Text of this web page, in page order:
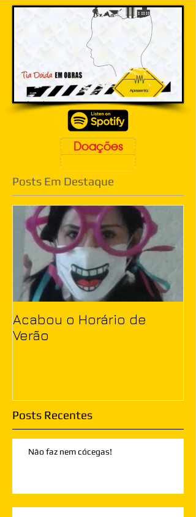
Doações
Posts Em Destaque
Acabou o Horário de
Verão
Posts Recentes
Não faz nem cócegas!